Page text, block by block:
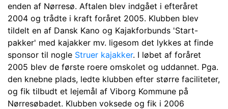
enden af Nørresø. Aftalen blev indgået i efteråret
2004 og trådte i kraft foråret 2005. Klubben blev
tildelt en af Dansk Kano og Kajakforbunds 'Start-
pakker' med kajakker mv. ligesom det lykkes at finde
sponsor til nogle Struer kajakker. I løbet af foråret
2005 blev de første roere omskolet og uddannet. Pga.
den knebne plads, ledte klubben efter større faciliteter,
og fik tilbudt et lejemål af Viborg Kommune på
Nørresøbadet. Klubben voksede og fik i 2006